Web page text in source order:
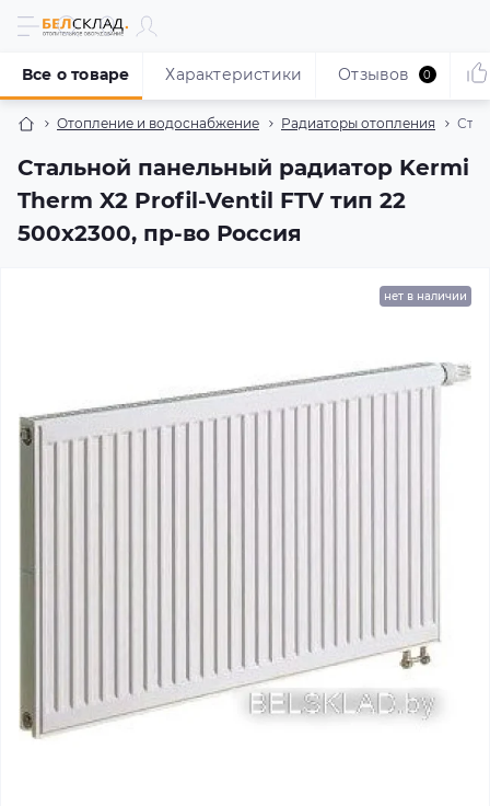
Отопление и водоснабжение Радиаторы отопления
Стальной панельный радиатор Kermi
Therm X2 Profil-Ventil FTV тип 22
500x2300, пр-во Россия
Все о товаре Характеристики Отзывов 0
нет в наличии